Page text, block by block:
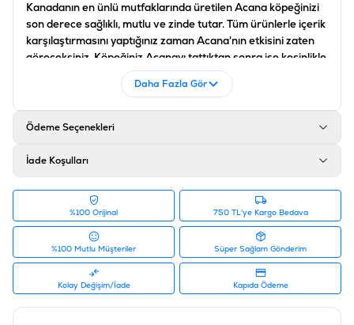
Kanadanın en ünlü mutfaklarında üretilen Acana köpeğinizi
son derece sağlıklı, mutlu ve zinde tutar. Tüm ürünlerle içerik
karşılaştırmasını yaptığınız zaman Acana'nın etkisini zaten
göreceksiniz. Köpeğiniz Acanayı tattıktan sonra ise kesinlikle
vazgeçemeyeceği bir tat olacaktır !
Ispanak
Değirmende Çekilmiş Yulaf
Balkabağı
Taze Tavuk Ciğeri (3%)
Tatlı Patates
Nane Yaprağı
Kızılcık
Lavanta
Yabani Havuç
Hindiba Kökü
Bezelye
Daha Fazla Gör
Ödeme Seçenekleri
İade Koşulları
%100 Orijinal 750 TL'ye Kargo Bedava
%100 Mutlu Müşteriler Süper Sağlam Gönderim
Kolay Değişim/İade Kapıda Ödeme